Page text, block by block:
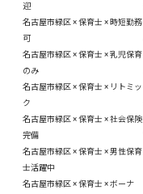
迎
名古屋市緑区 × 保育士 × 時短勤務
可
名古屋市緑区 × 保育士 × 乳児保育
のみ
名古屋市緑区 × 保育士 × リトミッ
ク
名古屋市緑区 × 保育士 × 社会保険
完備
名古屋市緑区 × 保育士 × 男性保育
士活躍中
名古屋市緑区 × 保育士 × ボーナ